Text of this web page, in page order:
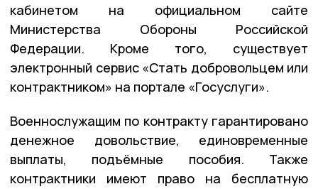
кабинетом на официальном сайте
Министерства Обороны Российской
Федерации. Кроме того, существует
электронный сервис «Стать добровольцем или
контрактником» на портале «Госуслуги».
Военнослужащим по контракту гарантировано
денежное довольствие, единовременные
выплаты, подъёмные пособия. Также
контрактники имеют право на бесплатную